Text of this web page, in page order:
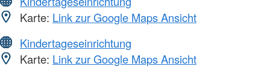
Karte: Link zur Google Maps Ansicht
Kindertageseinrichtung
Karte: Link zur Google Maps Ansicht